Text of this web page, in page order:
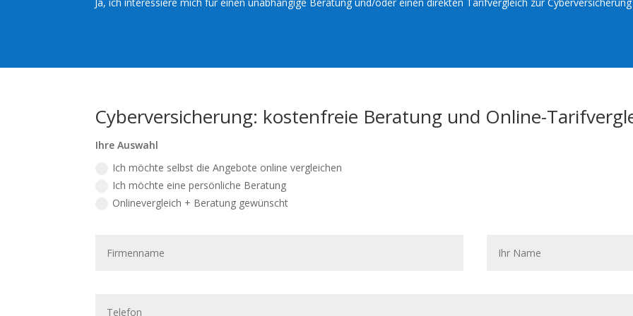
Cyberversicherung: kostenfreie Beratung und Online-
Ihre Auswahl
Ich möchte selbst die Angebote online vergleichen
Ich möchte eine persönliche Beratung
Onlinevergleich + Beratung gewünscht